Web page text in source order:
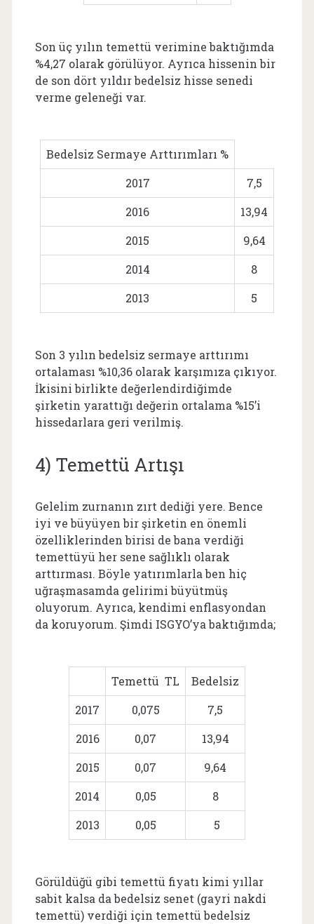
Son üç yılın temettü verimine baktığımda
%4,27 olarak görülüyor. Ayrıca hissenin bir
de son dört yıldır bedelsiz hisse senedi
verme geleneği var.
Bedelsiz Sermaye Arttırımları %
2017
7,5
2016
13,94
2015
9,64
2014
8
2013
5
Son 3 yılın bedelsiz sermaye arttırımı
ortalaması %10,36 olarak karşımıza çıkıyor.
İkisini birlikte değerlendirdiğimde
şirketin yarattığı değerin ortalama %15’i
hissedarlara geri verilmiş.
4) Temettü Artışı
Gelelim zurnanın zırt dediği yere. Bence
iyi ve büyüyen bir şirketin en önemli
özelliklerinden birisi de bana verdiği
temettüyü her sene sağlıklı olarak
arttırması. Böyle yatırımlarla ben hiç
uğraşmasamda gelirimi büyütmüş
oluyorum. Ayrıca, kendimi enflasyondan
da koruyorum. Şimdi ISGYO’ya baktığımda;
Temettü TL
Bedelsiz
2017
0,075
7,5
2016
0,07
13,94
2015
0,07
9,64
2014
0,05
8
2013
0,05 5
Görüldüğü gibi temettü fiyatı kimi yıllar
sabit kalsa da bedelsiz senet (gayri nakdi
temettü) verdiği için temettü bedelsiz